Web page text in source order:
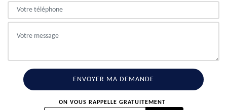
ON VOUS RAPPELLE GRATUITEMENT